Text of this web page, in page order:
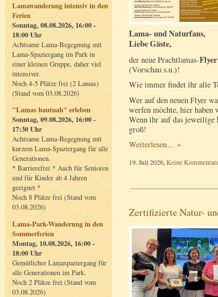
Lamawanderung intensiv in den
Ferien
Sonntag, 08.08.2026, 16:00 -
18:00 Uhr
Achtsame Lama-Begegnung mit
Lama-Spaziergang im Park in
einer kleinen Gruppe, daher viel
intensiver.
Noch 4-5 Plätze frei (2 Lamas)
(Stand vom 03.08.2026)
"Lamas hautnah" erleben
Sonntag, 09.08.2026, 16:00 -
17:30 Uhr
Achtsame Lama-Begegnung mit
kurzem Lama-Spaziergang für alle
Generationen.
* Barrierefrei * Auch für Senioren
und für Kinder ab 4 Jahren
geeignet *
Noch 8 Plätze frei (Stand vom
03.08.2026)
Lama-Park-Wanderung in den
Sommerferien
Montag, 10.08.2026, 16:00 -
18:00 Uhr
Gemütlicher Lamaspaziergang für
alle Generationen im Park.
Noch 2 Plätze frei (Stand vom
03.08.2026)
Lama- und Naturfans,
Liebe Gäste,
der neue Prachtlamas-
(Vorschau s.u.)!
Wie immer findet ihr alle
Wer auf den neuen Flyer
werfen möchte, hier haben
Wenn ihr auf das jeweilige
groß!
Weiterlesen… »
19. Juli 2026, Keine
Zertifizierte Natur-